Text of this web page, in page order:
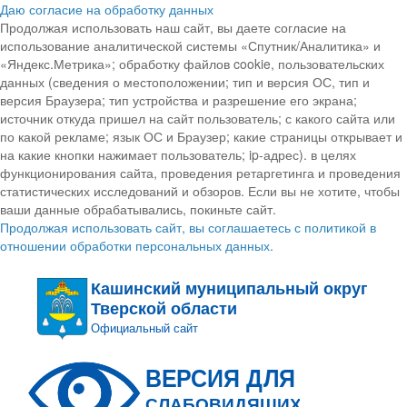
Даю согласие на обработку данных
Продолжая использовать наш сайт, вы даете согласие на
использование аналитической системы «Спутник/Аналитика» и
«Яндекс.Метрика»; обработку файлов cookie, пользовательских
данных (сведения о местоположении; тип и версия ОС, тип и
версия Браузера; тип устройства и разрешение его экрана;
источник откуда пришел на сайт пользователь; с какого сайта или
по какой рекламе; язык ОС и Браузер; какие страницы открывает и
на какие кнопки нажимает пользователь; ip-адрес). в целях
функционирования сайта, проведения ретаргетинга и проведения
статистических исследований и обзоров. Если вы не хотите, чтобы
ваши данные обрабатывались, покиньте сайт.
Продолжая использовать сайт, вы соглашаетесь с политикой в
отношении обработки персональных данных.